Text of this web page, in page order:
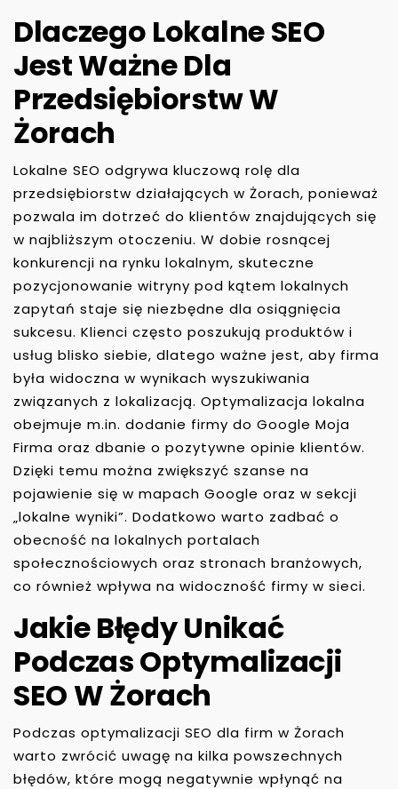
Dlaczego Lokalne SEO
Jest Ważne Dla
Przedsiębiorstw W
Żorach
Lokalne SEO odgrywa kluczową rolę dla
przedsiębiorstw działających w Żorach, ponieważ
pozwala im dotrzeć do klientów znajdujących się
w najbliższym otoczeniu. W dobie rosnącej
konkurencji na rynku lokalnym, skuteczne
pozycjonowanie witryny pod kątem lokalnych
zapytań staje się niezbędne dla osiągnięcia
sukcesu. Klienci często poszukują produktów i
usług blisko siebie, dlatego ważne jest, aby firma
była widoczna w wynikach wyszukiwania
związanych z lokalizacją. Optymalizacja lokalna
obejmuje m.in. dodanie firmy do Google Moja
Firma oraz dbanie o pozytywne opinie klientów.
Dzięki temu można zwiększyć szanse na
pojawienie się w mapach Google oraz w sekcji
„lokalne wyniki”. Dodatkowo warto zadbać o
obecność na lokalnych portalach
społecznościowych oraz stronach branżowych,
co również wpływa na widoczność firmy w sieci.
Jakie Błędy Unikać
Podczas Optymalizacji
SEO W Żorach
Podczas optymalizacji SEO dla firm w Żorach
warto zwrócić uwagę na kilka powszechnych
błędów, które mogą negatywnie wpłynąć na